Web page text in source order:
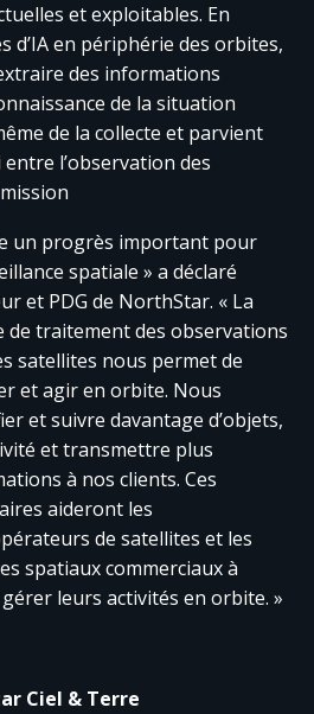
et exploitables. En
d’IA en périphérie des orbites,
des informations
de la situation
de la collecte et parvient
l’observation des
un progrès important pour
spatiale » a déclaré
et PDG de NorthStar. « La
traitement des observations
satellites nous permet de
et agir en orbite. Nous
et suivre davantage d’objets,
et transmettre plus
à nos clients. Ces
aideront les
de satellites et les
spatiaux commerciaux à
leurs activités en orbite. »
Ciel & Terre